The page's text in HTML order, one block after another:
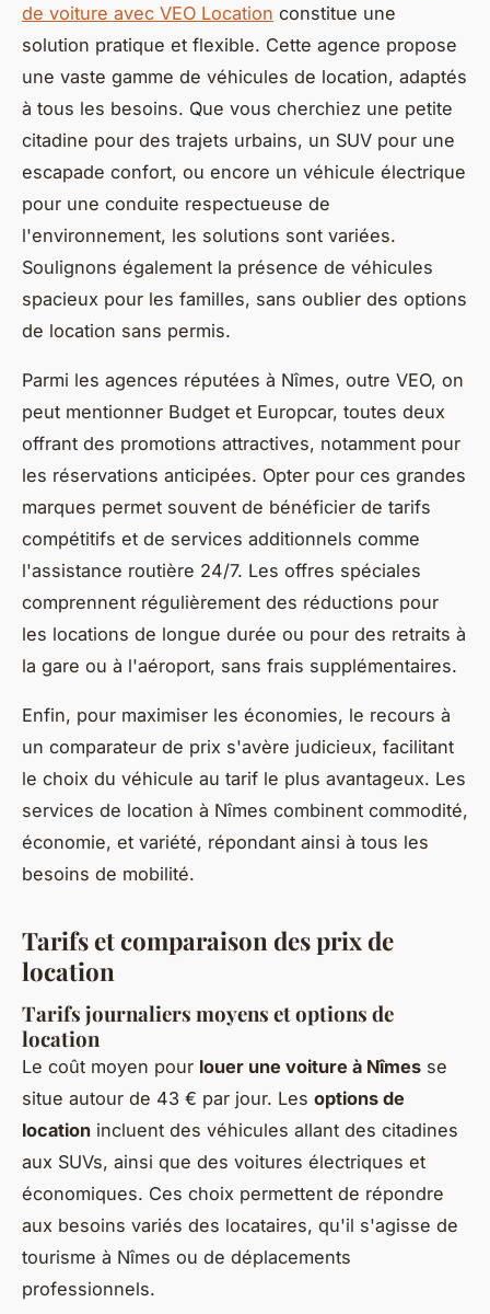
de voiture avec VEO Location constitue une
solution pratique et flexible. Cette agence propose
une vaste gamme de véhicules de location, adaptés
à tous les besoins. Que vous cherchiez une petite
citadine pour des trajets urbains, un SUV pour une
escapade confort, ou encore un véhicule électrique
pour une conduite respectueuse de
l'environnement, les solutions sont variées.
Soulignons également la présence de véhicules
spacieux pour les familles, sans oublier des options
de location sans permis.
Parmi les agences réputées à Nîmes, outre VEO, on
peut mentionner Budget et Europcar, toutes deux
offrant des promotions attractives, notamment pour
les réservations anticipées. Opter pour ces grandes
marques permet souvent de bénéficier de tarifs
compétitifs et de services additionnels comme
l'assistance routière 24/7. Les offres spéciales
comprennent régulièrement des réductions pour
les locations de longue durée ou pour des retraits à
la gare ou à l'aéroport, sans frais supplémentaires.
Enfin, pour maximiser les économies, le recours à
un comparateur de prix s'avère judicieux, facilitant
le choix du véhicule au tarif le plus avantageux. Les
services de location à Nîmes combinent commodité,
économie, et variété, répondant ainsi à tous les
besoins de mobilité.
Tarifs et comparaison des prix de
location
Tarifs journaliers moyens et options de
location
Le coût moyen pour louer une voiture à Nîmes se
situe autour de 43 € par jour. Les options de
location incluent des véhicules allant des citadines
aux SUVs, ainsi que des voitures électriques et
économiques. Ces choix permettent de répondre
aux besoins variés des locataires, qu'il s'agisse de
tourisme à Nîmes ou de déplacements
professionnels.